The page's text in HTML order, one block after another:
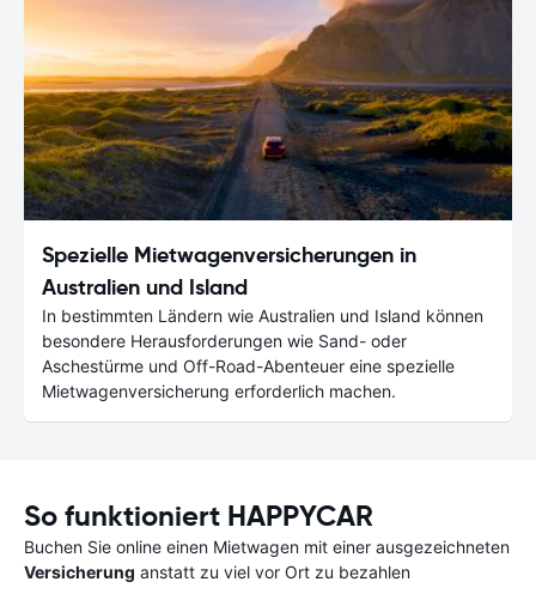
Spezielle Mietwagenversicherungen in
Australien und Island
In bestimmten Ländern wie Australien und Island können
besondere Herausforderungen wie Sand- oder
Aschestürme und Off-Road-Abenteuer eine spezielle
Mietwagenversicherung erforderlich machen.
So funktioniert HAPPYCAR
Buchen Sie online einen Mietwagen mit einer ausgezeichneten
Versicherung anstatt zu viel vor Ort zu bezahlen